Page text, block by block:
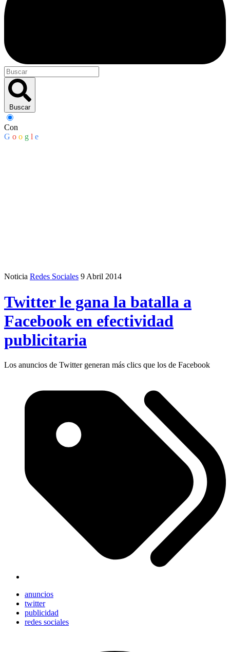
Buscar
Con
G o o g l e
Noticia Redes Sociales 9 Abril 2014
Twitter le gana la batalla a
Facebook en efectividad
publicitaria
Los anuncios de Twitter generan más clics que los de Facebook
anuncios
twitter
publicidad
redes sociales